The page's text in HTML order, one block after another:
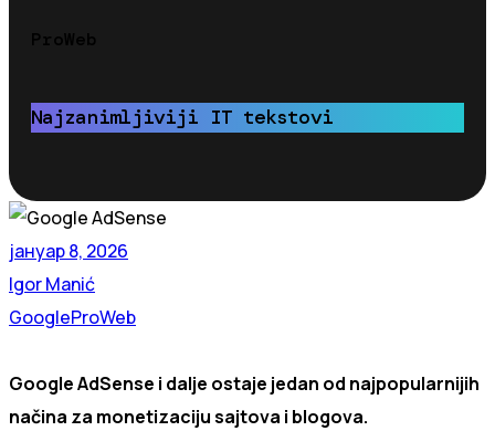
ProWeb
Najzanimljiviji IT tekstovi
јануар 8, 2026
Igor Manić
GoogleProWeb
Google AdSense i dalje ostaje jedan od najpopularnijih
načina za monetizaciju sajtova i blogova.